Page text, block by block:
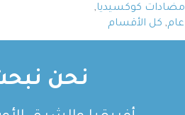
مضادات كوكسيديا,
عام, كل الأقسام
نحن